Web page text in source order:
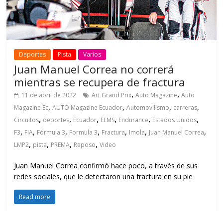
Deportes Pista Varios
Juan Manuel Correa no correrá
mientras se recupera de fractura
11 de abril de 2022 Art Grand Prix,Auto Magazine,Auto
Magazine Ec,AUTO Magazine Ecuador,Automovilismo, carreras,
Circuitos, deportes, Ecuador, ELMS, Endurance, Estados Unidos,
F3, FIA, Fórmula 3, Formula 3, Fractura, Imola, Juan Manuel Correa,
LMP2, pista, PREMA, Reposo,Video
Juan Manuel Correa confirmó hace poco, a través de sus
redes sociales, que le detectaron una fractura en su pie
Read more